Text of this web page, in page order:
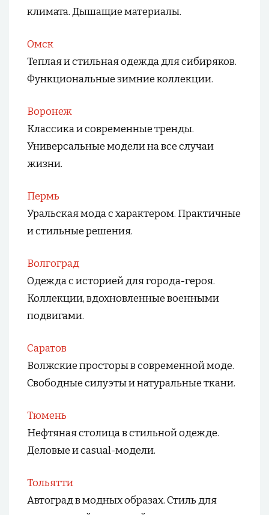
климата. Дышащие материалы.
Омск
Теплая и стильная одежда для сибиряков.
Функциональные зимние коллекции.
Воронеж
Классика и современные тренды.
Универсальные модели на все случаи
жизни.
Пермь
Уральская мода с характером. Практичные
и стильные решения.
Волгоград
Одежда с историей для города-героя.
Коллекции, вдохновленные военными
подвигами.
Саратов
Волжские просторы в современной моде.
Свободные силуэты и натуральные ткани.
Тюмень
Нефтяная столица в стильной одежде.
Деловые и casual-модели.
Тольятти
Автоград в модных образах. Стиль для